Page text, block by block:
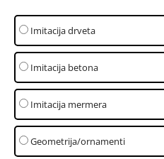
Imitacija drveta
Imitacija betona
Imitacija mermera
Geometrija/ornamenti